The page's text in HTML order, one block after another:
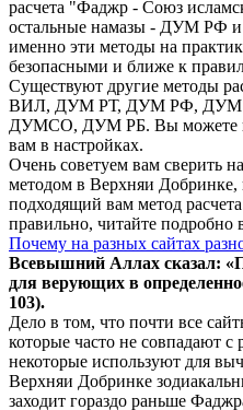
расчета "Фаджр - Союз
остальные намазы - ДУМ РФ и
именно эти методы на
безопасными и ближе к
Существуют другие методы
ВИЛ, ДУМ РТ, ДУМ РФ,
ДУМСО, ДУМ РБ. Вы можете
вам в настройках.
Очень советуем вам сверить
методом в Верхняи Добринке,
подходящий вам метод
правильно, читайте подробно
Почему на разных сайтах
Всевышний Аллах сказал:
для верующих в
103).
Дело в том, что почти все
которые часто не совпадают
некоторые используют для
Верхняи Добринке
заходит гораздо раньше